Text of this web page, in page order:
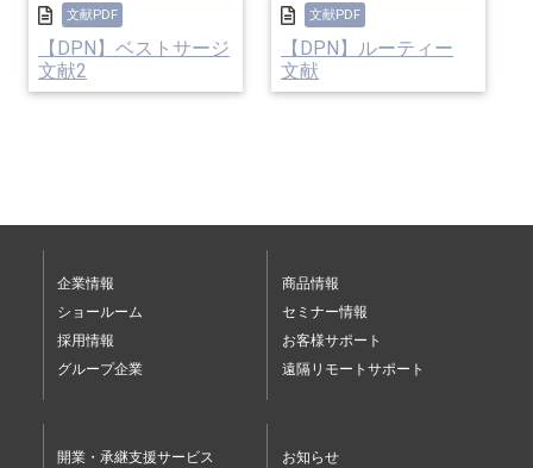
文献PDF
【DPN】ベストサージ
文献2
文献PDF
【DPN】ルーティー
文献
企業情報
ショールーム
採用情報
グループ企業
商品情報
セミナー情報
お客様サポート
遠隔リモートサポート
開業・承継支援サービス お知らせ